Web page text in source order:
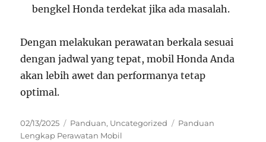
bengkel Honda terdekat jika ada masalah.
Dengan melakukan perawatan berkala sesuai
dengan jadwal yang tepat, mobil Honda Anda
akan lebih awet dan performanya tetap
optimal.
Posted
on
02/13/2025 Categories
Panduan, Uncategorized Tags
Panduan
Lengkap Perawatan Mobil